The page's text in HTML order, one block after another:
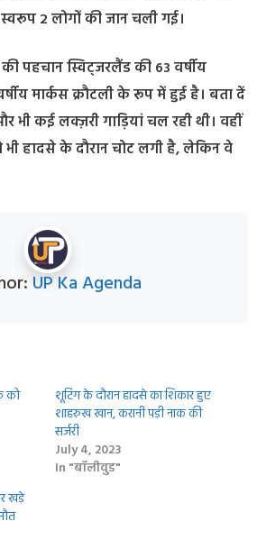
2 लोगों की जान चली गई।
पहचान स्विट्जरलैंड की 63 वर्षीय
मार्कस क्रौटली के रूप में हुई है। बता दें
कई लक्ज़री गाड़ियां चल रही थी। वहीं
भी हादसे के दौरान चोट लगी है, लेकिन वे
UP Ka Agenda
को
शूटिंग के दौरान हादसे का शिकार हुए
शाहरुख खान, करानी पड़ी नाक की
सर्जरी
July 4, 2023
In "बॉलीवुड"
खड़े